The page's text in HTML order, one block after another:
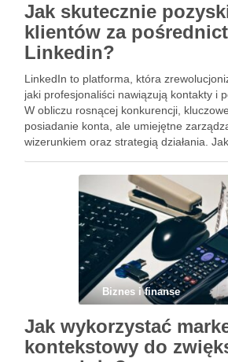
Jak skutecznie
klientów za
Linkedin?
LinkedIn to platforma, która
jaki profesjonaliści nawiązują kontakty i
W obliczu rosnącej konkurencji,
posiadanie konta, ale umiejętne
wizerunkiem oraz strategią działania.
kontaktów? Odpowiedzią są
pozwolą …
Biznes i finanse
Jak wykorzystać
kontekstowy do